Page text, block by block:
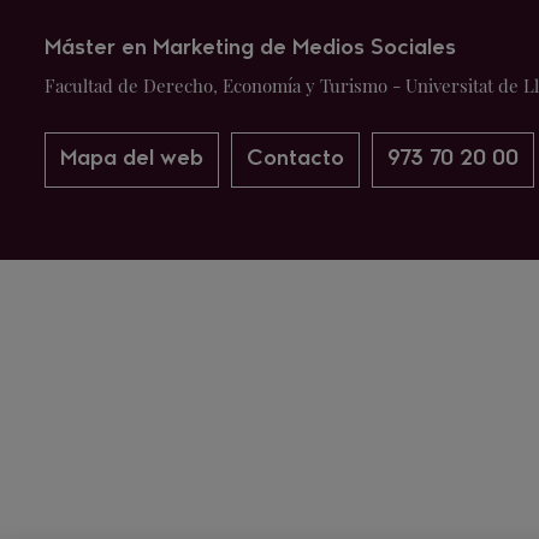
Máster en Marketing de Medios Sociales
Facultad de Derecho, Economía y Turismo - Universitat de
Mapa del web Contacto 973 70 20 00